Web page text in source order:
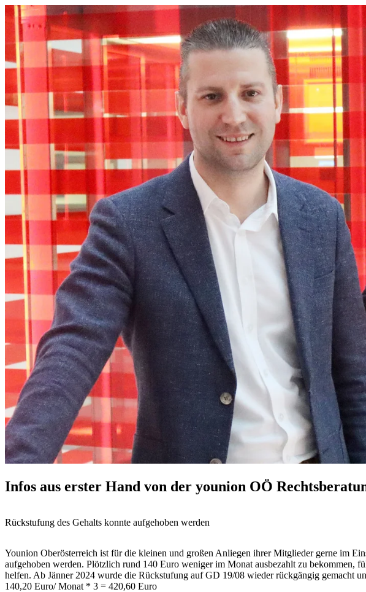
Infos aus erster Hand von der younion OÖ
Rückstufung des Gehalts konnte aufgehoben werden
Younion Oberösterreich ist für die kleinen und großen Anliegen ihrer Mitglieder gerne im
aufgehoben werden. Plötzlich rund 140 Euro weniger im Monat ausbezahlt zu bekommen,
helfen. Ab Jänner 2024 wurde die Rückstufung auf GD 19/08 wieder rückgängig gemacht
140,20 Euro/ Monat * 3 = 420,60 Euro